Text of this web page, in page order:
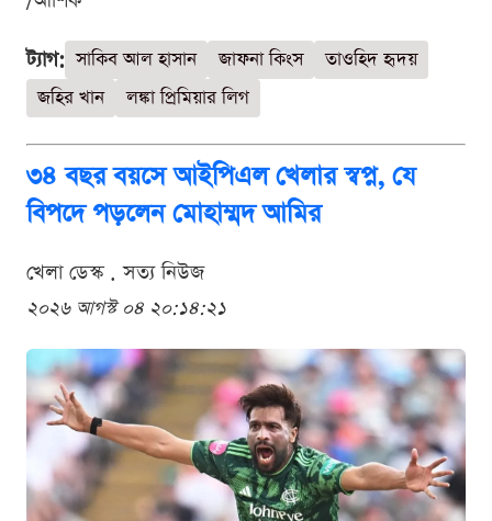
ট্যাগ: সাকিব আল হাসান জাফনা কিংস
তাওহিদ হৃদয়
জহির খান
লঙ্কা প্রিমিয়ার লিগ
৩৪ বছর বয়সে আইপিএল খেলার স্বপ্ন, যে
বিপদে পড়লেন মোহাম্মদ আমির
খেলা ডেস্ক . সত্য নিউজ
২০২৬ আগস্ট ০৪ ২০:১৪:২১